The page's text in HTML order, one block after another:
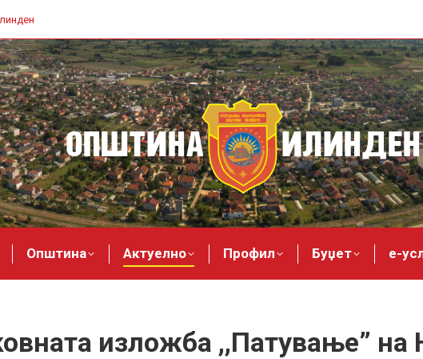
Општина Актуелно Профил Буџет е-
изложба ,,Патување” на